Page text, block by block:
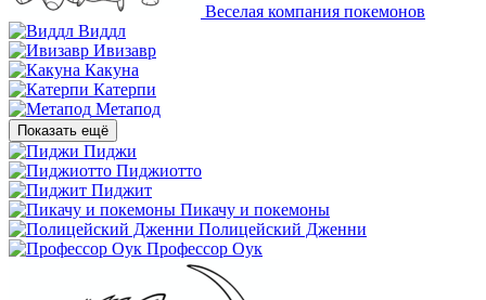
Веселая компания покемонов
Виддл
Ивизавр
Какуна
Катерпи
Метапод
Показать ещё
Пиджи
Пиджиотто
Пиджит
Пикачу и покемоны
Полицейский Дженни
Профессор Оук